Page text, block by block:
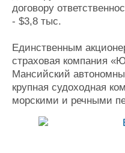
договору
- $3,8 тыс.
Единственным
страховая компания
Мансийский
крупная судоходная
морскими и речными